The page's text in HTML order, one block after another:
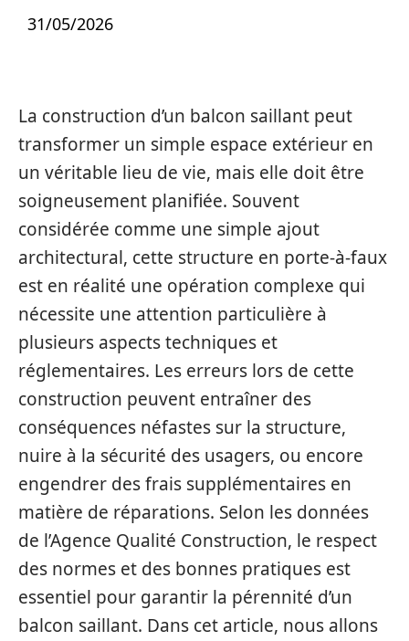
31/05/2026
La construction d’un balcon saillant peut
transformer un simple espace extérieur en
un véritable lieu de vie, mais elle doit être
soigneusement planifiée. Souvent
considérée comme une simple ajout
architectural, cette structure en porte-à-faux
est en réalité une opération complexe qui
nécessite une attention particulière à
plusieurs aspects techniques et
réglementaires. Les erreurs lors de cette
construction peuvent entraîner des
conséquences néfastes sur la structure,
nuire à la sécurité des usagers, ou encore
engendrer des frais supplémentaires en
matière de réparations. Selon les données
de l’Agence Qualité Construction, le respect
des normes et des bonnes pratiques est
essentiel pour garantir la pérennité d’un
balcon saillant. Dans cet article, nous allons